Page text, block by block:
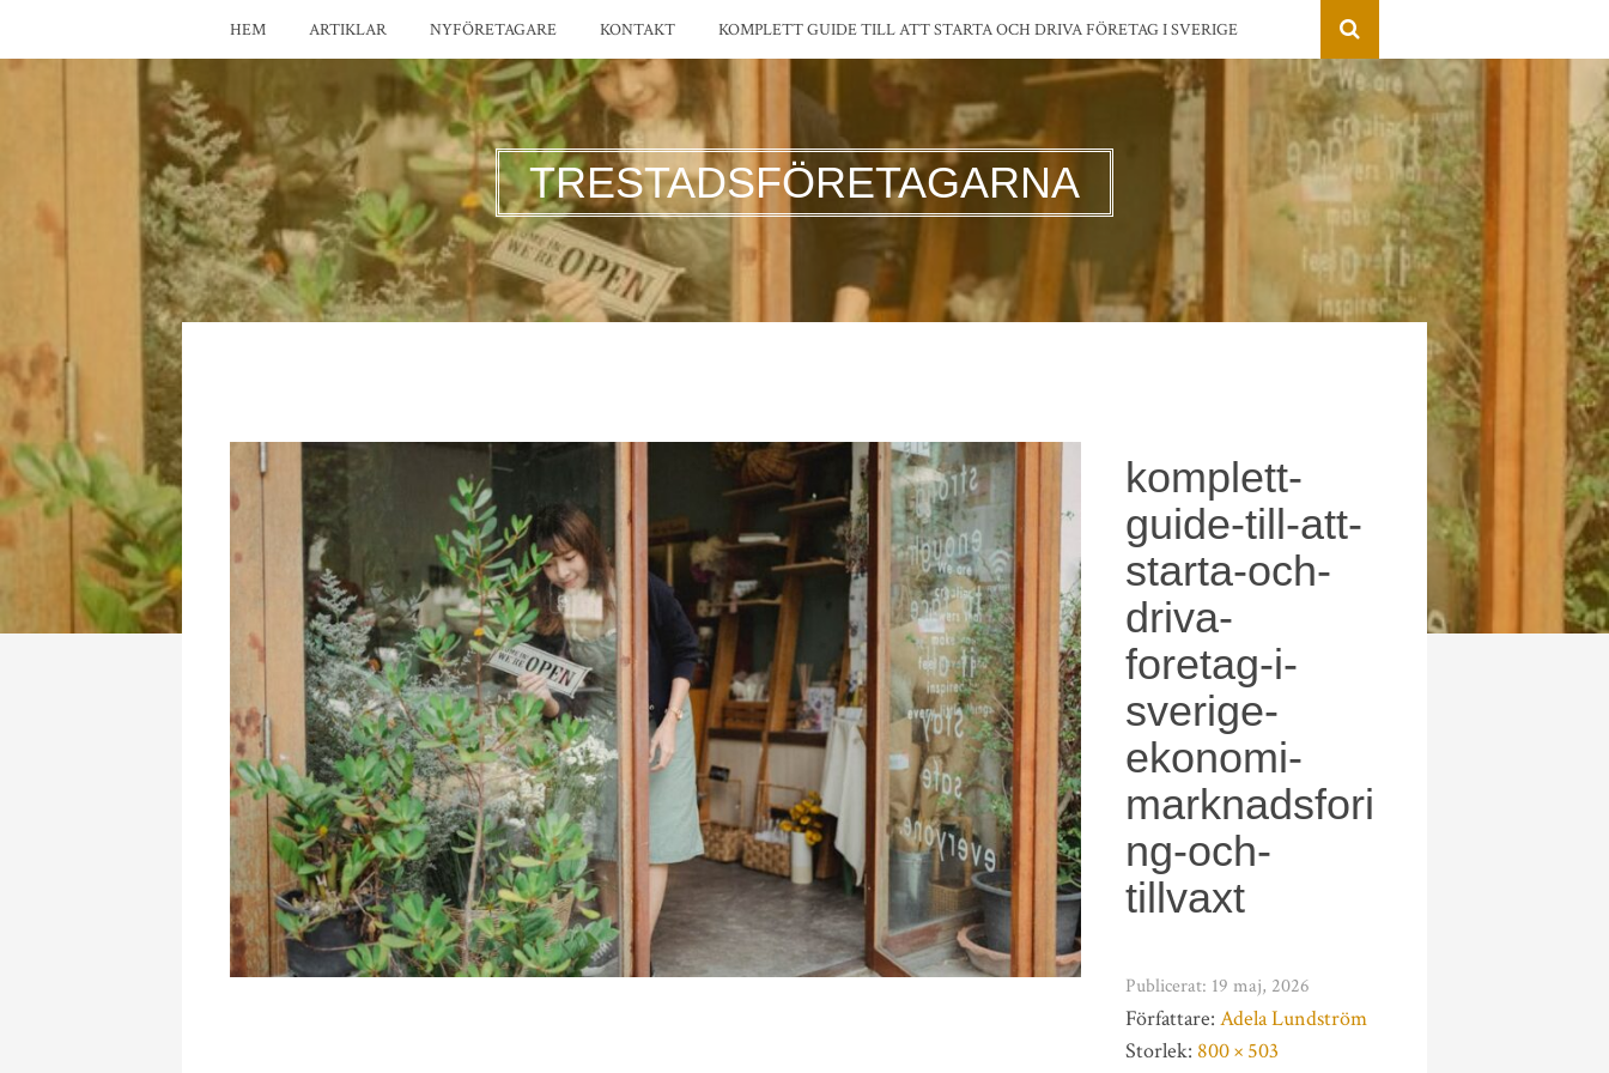
HEM ARTIKLAR NYFÖRETAGARE KONTAKT KOMPLETT GUIDE TILL ATT STARTA OCH DRIVA FÖRETAG I SVERIGE
TRESTADSFÖRETAGARNA
komplett-
guide-till-att-
starta-och-
driva-
foretag-i-
sverige-
ekonomi-
marknadsfori
ng-och-
tillvaxt
Publicerat: 19 maj, 2026
Författare: Adela Lundström
Storlek: 800 × 503